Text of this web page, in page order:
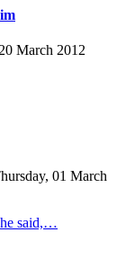
March 2012
01 March
said,…